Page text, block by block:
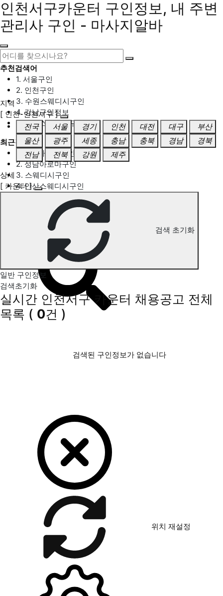
인천서구카운터 구인정보, 내 주변
관리사 구인 - 마사지알바
추천검색어
1. 서울구인
2. 인천구인
3. 수원스웨디시구인
4. 강남구인정보
5. 동탄스웨디시구인
최근검색어
1. 일산마사지구인
2. 성남아로마구인
3. 스웨디시구인
4. 안산스웨디시구인
인천서구 카운터 구인정보
지역
[ 인천-인천서구 ]
전국
서울 경기 인천 대전 대구
부산
울산
광주 세종 충남 충북 경남
경북
전남
전북 강원 제주
상세
[ 카운터 ]
검색 초기화
일반 구인정보
검색초기화
실시간 인천서구 카운터 채용공고 전체
목록 ( 0건 )
검색된 구인정보가 없습니다
위치 재설정